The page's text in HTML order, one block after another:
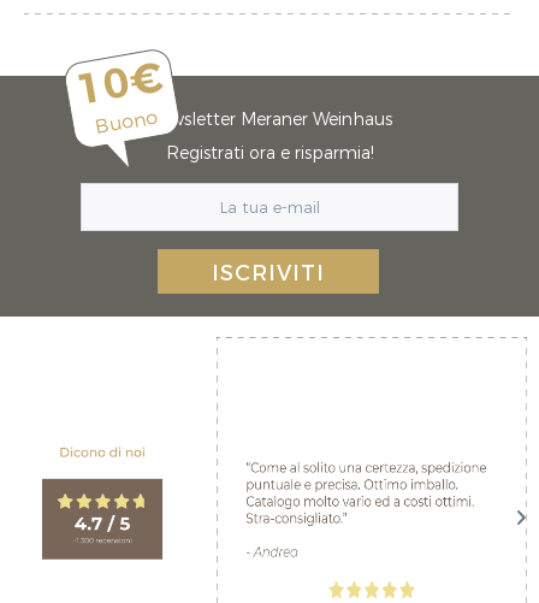
10€
BuonoNewsletter Meraner Weinhaus
Registrati ora e risparmia!
ISCRIVITI